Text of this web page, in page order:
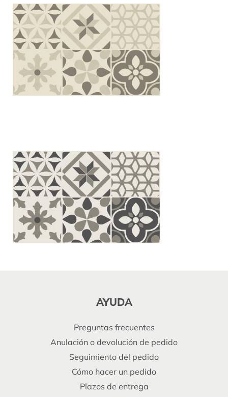
AYUDA
Preguntas frecuentes
Anulación o devolución de pedido
Seguimiento del pedido
Cómo hacer un pedido
Plazos de entrega